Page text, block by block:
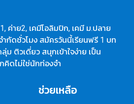
ค่าย2, เคมีโอลิมปิก, เคมี ม.ปลาย
ำกัดชั่วโมง สมัครวันนี้เรียนฟรี 1 บท
ติวเดี่ยว สนุกเข้าใจง่าย เป็น
คิดไม่ใช่นักท่องจำ
ช่วยเหลือ